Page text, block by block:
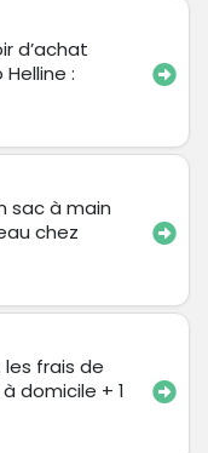
d’achat
:
sac à main
chez
les frais de
domicile + 1